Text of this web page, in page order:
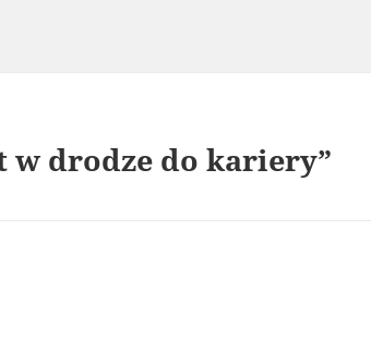
w drodze do kariery”